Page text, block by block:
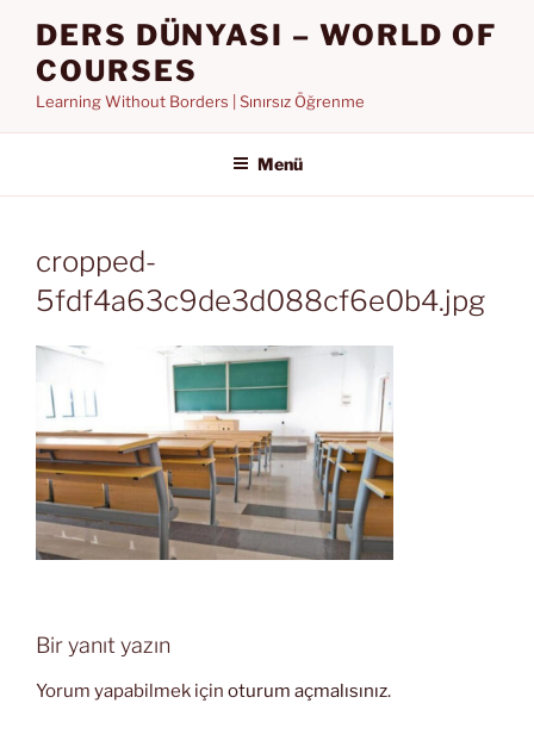
DERS DÜNYASI – WORLD OF
COURSES
Learning Without Borders | Sınırsız Öğrenme
Menü
cropped-
5fdf4a63c9de3d088cf6e0b4.jpg
Bir yanıt yazın
Yorum yapabilmek için oturum açmalısınız.